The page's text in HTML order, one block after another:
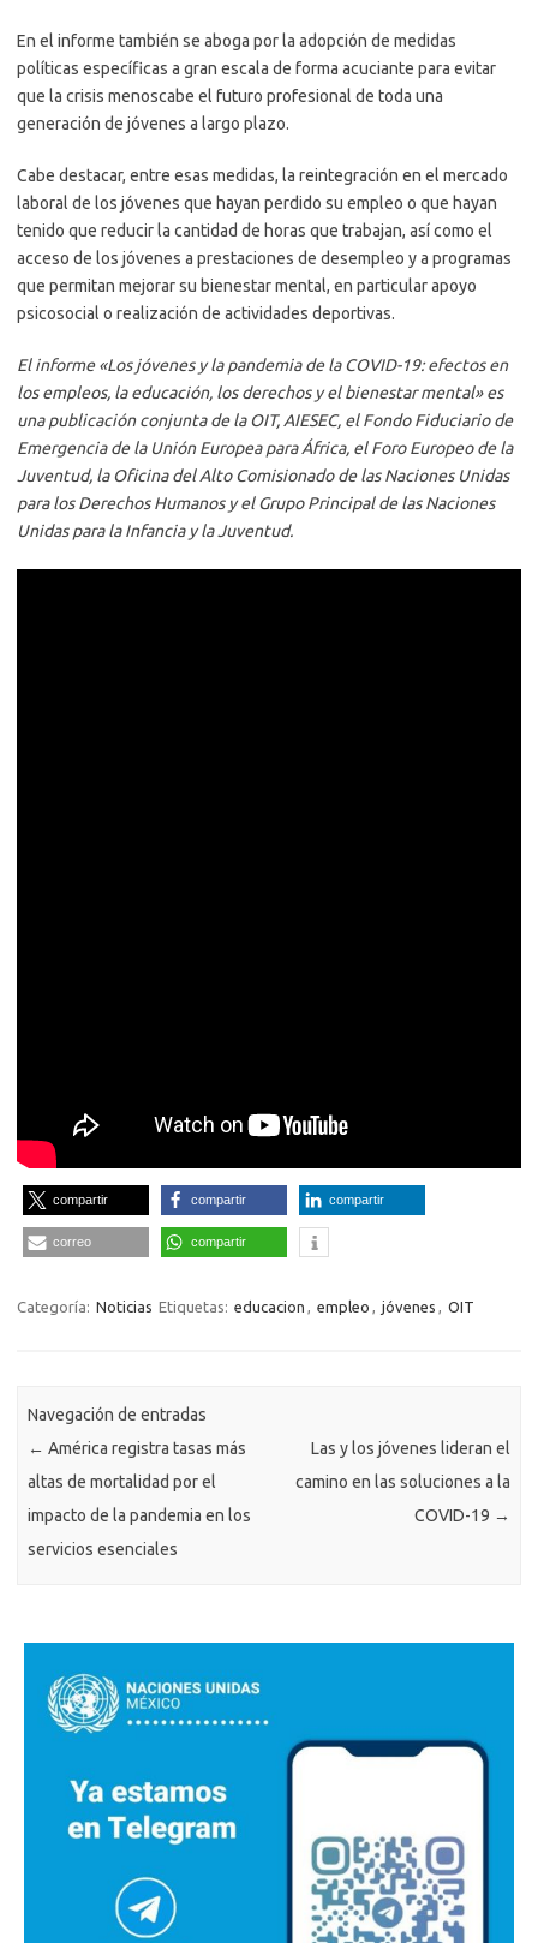
En el informe también se aboga por la adopción de medidas
políticas específicas a gran escala de forma acuciante para evitar
que la crisis menoscabe el futuro profesional de toda una
generación de jóvenes a largo plazo.
Cabe destacar, entre esas medidas, la reintegración en el mercado
laboral de los jóvenes que hayan perdido su empleo o que hayan
tenido que reducir la cantidad de horas que trabajan, así como el
acceso de los jóvenes a prestaciones de desempleo y a programas
que permitan mejorar su bienestar mental, en particular apoyo
psicosocial o realización de actividades deportivas.
El informe «Los jóvenes y la pandemia de la COVID-19: efectos en
los empleos, la educación, los derechos y el bienestar mental» es
una publicación conjunta de la OIT, AIESEC, el Fondo Fiduciario de
Emergencia de la Unión Europea para África, el Foro Europeo de la
Juventud, la Oficina del Alto Comisionado de las Naciones Unidas
para los Derechos Humanos y el Grupo Principal de las Naciones
Unidas para la Infancia y la Juventud.
compartir compartir compartir
correo compartir
Categoría: Noticias Etiquetas: educacion , empleo , jóvenes , OIT
Navegación de entradas
← América registra tasas más
altas de mortalidad por el
impacto de la pandemia en los
servicios esenciales
Las y los jóvenes lideran el
camino en las soluciones a la
COVID-19 →